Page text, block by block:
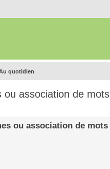
quotidien
ou association de mots
ou association de mots